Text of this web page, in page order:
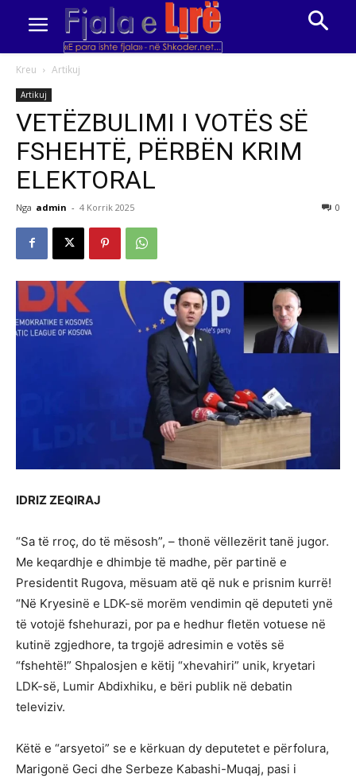
Kreu Artikuj
Artikuj
VETËZBULIMI I VOTËS SË
FSHEHTË, PËRBËN KRIM
ELEKTORAL
Nga admin - 4 Korrik 2025 0
IDRIZ ZEQIRAJ
“Sa të rroç, do të mësosh”, – thonë vëllezërit tanë jugor.
Me keqardhje e dhimbje të madhe, për partinë e
Presidentit Rugova, mësuam atë që nuk e prisnim kurrë!
“Në Kryesinë e LDK-së morëm vendimin që deputeti ynë
të votojë fshehurazi, por pa e hedhur fletën votuese në
kutinë zgjedhore, ta trgojë adresimin e votës së
“fshehtë!” Shpalosjen e këtij “xhevahiri” unik, kryetari
LDK-së, Lumir Abdixhiku, e bëri publik në debatin
televiziv.
Këtë e “arsyetoi” se e kërkuan dy deputetet e përfolura,
Marigonë Geci dhe Serbeze Kabashi-Muqaj, pasi i